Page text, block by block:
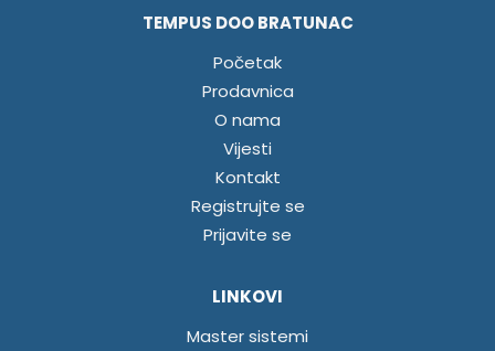
TEMPUS DOO BRATUNAC
Početak
Prodavnica
O nama
Vijesti
Kontakt
Registrujte se
Prijavite se
LINKOVI
Master sistemi